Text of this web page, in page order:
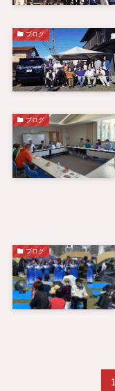
ブログ
ブログ
ブログ
1